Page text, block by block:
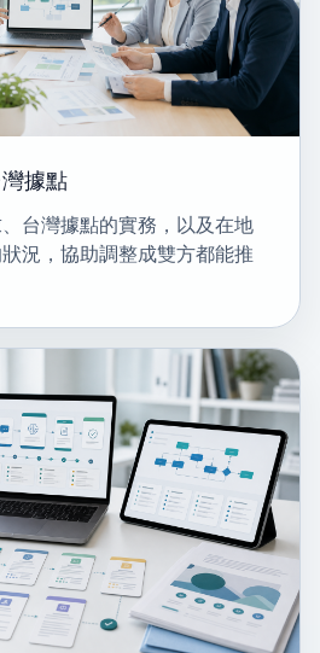
據點
台灣據點的實務，以及在地
況，協助調整成雙方都能推